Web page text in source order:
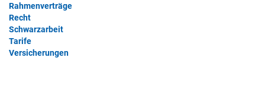
Rahmenverträge
Recht
Schwarzarbeit
Tarife
Versicherungen